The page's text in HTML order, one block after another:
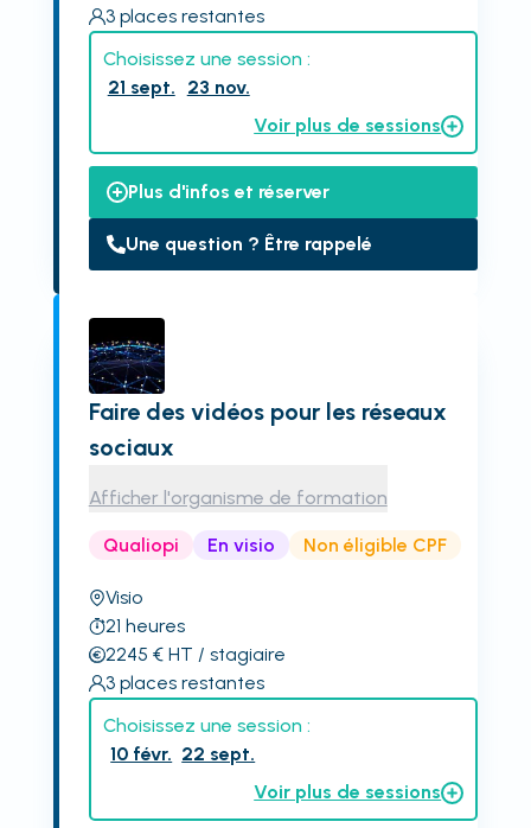
3 places restantes
Choisissez une session :
21 sept.
23 nov.
Voir plus de sessions
Plus d'infos et réserver
Une question ? Être rappelé
Faire des vidéos pour les réseaux
sociaux
Afficher l'organisme de formation
Qualiopi En visio Non éligible CPF
Visio
21 heures
2245 € HT / stagiaire
3 places restantes
Choisissez une session :
10 févr. 22 sept.
Voir plus de sessions